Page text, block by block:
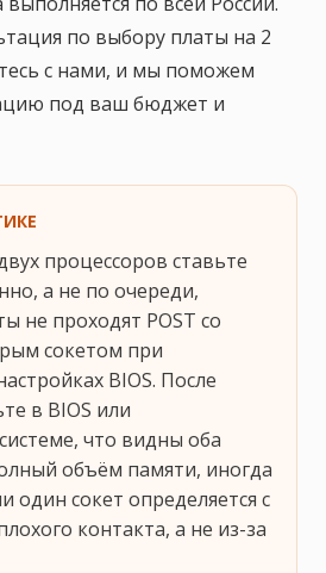
по выбору платы на 2
с нами, и мы поможем
под ваш бюджет и
процессоров ставьте
а не по очереди,
не проходят POST со
сокетом при
BIOS. После
в BIOS или
что видны оба
объём памяти, иногда
один сокет определяется с
контакта, а не из-за